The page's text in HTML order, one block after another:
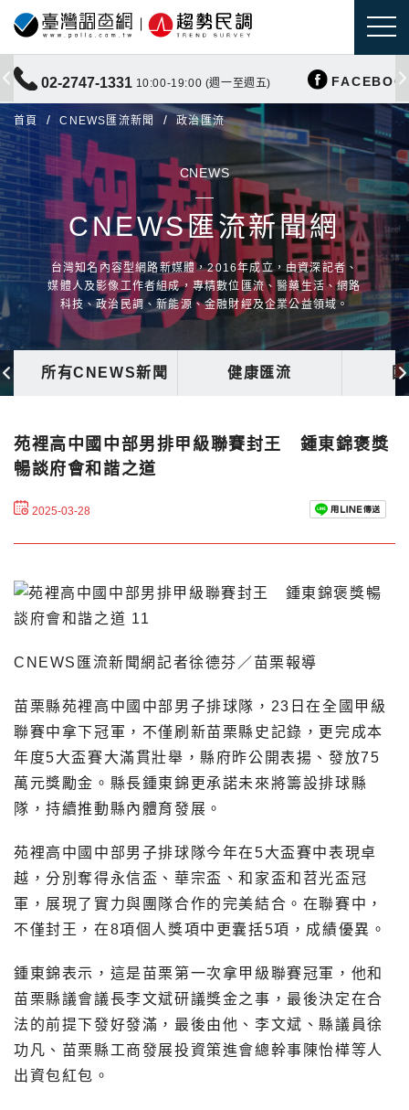
02-2747-1331 10:00-19:00 (週一至週五)
首頁 CNEWS匯流新聞 政治匯流
CNEWS
CNEWS匯流新聞網
台灣知名內容型網路新媒體，2016年成立，由資深記者、
媒體人及影像工作者組成，專精數位匯流、醫藥生活、網路
科技、政治民調、新能源、金融財經及企業公益領域。
所有CNEWS新聞 健康匯流
苑裡高中國中部男排甲級聯賽封王 鍾東錦褒獎
暢談府會和諧之道
2025-03-28
CNEWS匯流新聞網記者徐德芬／苗栗報導
苗栗縣苑裡高中國中部男子排球隊，23日在全國甲級
聯賽中拿下冠軍，不僅刷新苗栗縣史記錄，更完成本
年度5大盃賽大滿貫壯舉，縣府昨公開表揚、發放75
萬元獎勵金。縣長鍾東錦更承諾未來將籌設排球縣
隊，持續推動縣內體育發展。
苑裡高中國中部男子排球隊今年在5大盃賽中表現卓
越，分別奪得永信盃、華宗盃、和家盃和苕光盃冠
軍，展現了實力與團隊合作的完美結合。在聯賽中，
不僅封王，在8項個人獎項中更囊括5項，成績優異。
鍾東錦表示，這是苗栗第一次拿甲級聯賽冠軍，他和
苗栗縣議會議長李文斌研議獎金之事，最後決定在合
法的前提下發好發滿，最後由他、李文斌、縣議員徐
功凡、苗栗縣工商發展投資策進會總幹事陳怡樺等人
出資包紅包。